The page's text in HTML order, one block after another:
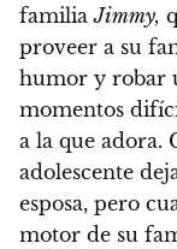
familiaJimmy,
proveer a su
humor y robar
momentos
a la que adora.
adolescente
esposa, pero
motor de su